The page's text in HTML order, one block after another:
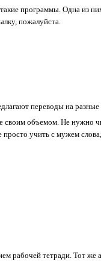
программы. Одна из
пожалуйста.
переводы на разные
своим объемом. Не нужно
учить с мужем
тетради. Тот же